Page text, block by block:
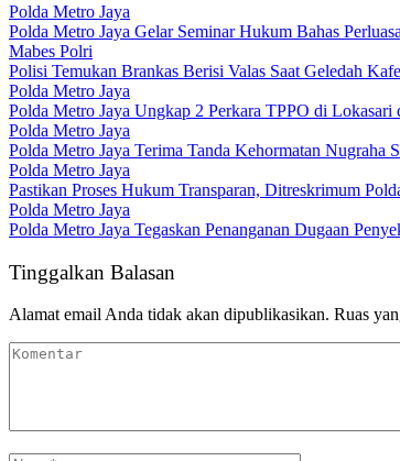
Polda Metro Jaya
Polda Metro Jaya Gelar Seminar Hukum Bahas
Mabes Polri
Polisi Temukan Brankas Berisi Valas Saat Geledah
Polda Metro Jaya
Polda Metro Jaya Ungkap 2 Perkara TPPO di
Polda Metro Jaya
Polda Metro Jaya Terima Tanda Kehormatan Nugraha
Polda Metro Jaya
Pastikan Proses Hukum Transparan, Ditreskrimum
Polda Metro Jaya
Polda Metro Jaya Tegaskan Penanganan Dugaan
Tinggalkan Balasan
Alamat email Anda tidak akan dipublikasikan. Ruas